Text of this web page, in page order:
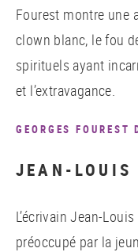
Fourest montre une
clown blanc, le fou
spirituels ayant
et l’extravagance.
GEORGES
JEAN-LOUIS
L’écrivain Jean-
préoccupé par la